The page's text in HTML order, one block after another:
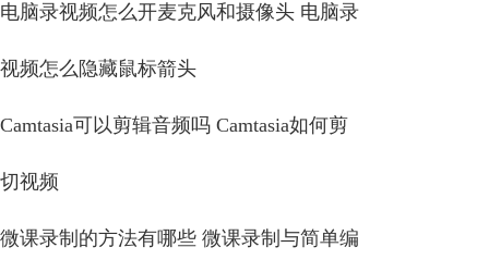
电脑录视频怎么开麦克风和摄像头 电脑录
视频怎么隐藏鼠标箭头
Camtasia可以剪辑音频吗 Camtasia如何剪
切视频
微课录制的方法有哪些 微课录制与简单编